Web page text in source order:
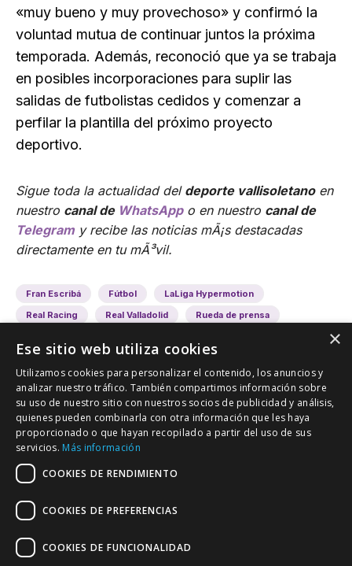
«muy bueno y muy provechoso» y confirmó la
voluntad mutua de continuar juntos la próxima
temporada. Además, reconoció que ya se trabaja
en posibles incorporaciones para suplir las
salidas de futbolistas cedidos y comenzar a
perfilar la plantilla del próximo proyecto
deportivo.
Sigue toda la actualidad del deporte vallisoletanoen
nuestro canal de WhatsAppo en nuestro canal de
Telegramy recibe las noticias mÃ¡s destacadas
directamente en tu mÃ³vil.
Fran Escribá Fútbol
LaLiga Hypermotion
Real Racing
Real Valladolid Rueda de prensa
VALLADOLID DEPORTIVO
Colaboración Contacto
×
Ese sitio web utiliza cookies
Utilizamos cookies para personalizar el contenido, los anuncios y
analizar nuestro tráfico. También compartimos información sobre
su uso de nuestro sitio con nuestros socios de publicidad y análisis,
quienes pueden combinarla con otra información que les haya
proporcionado o que hayan recopilado a partir del uso de sus
servicios. Más información
COOKIES DE RENDIMIENTO
COOKIES DE PREFERENCIAS
COOKIES DE FUNCIONALIDAD